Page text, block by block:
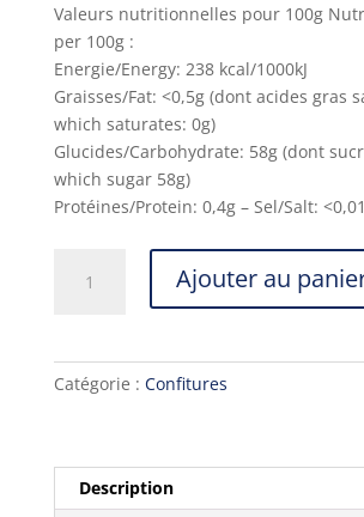
Valeurs nutritionnelles pour 100g
per 100g :
Energie/Energy: 238 kcal/1000kJ
Graisses/Fat: <0,5g (dont acides gras
which saturates: 0g)
Glucides/Carbohydrate: 58g (dont
which sugar 58g)
Protéines/Protein: 0,4g – Sel/Salt:
fruits
Ajouter au
Catégorie : Confitures
Description